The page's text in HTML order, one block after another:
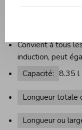
Passe au lave-
Convient à tous
induction, peut
Capacité: 8.35 l
Longueur totale
Longueur ou